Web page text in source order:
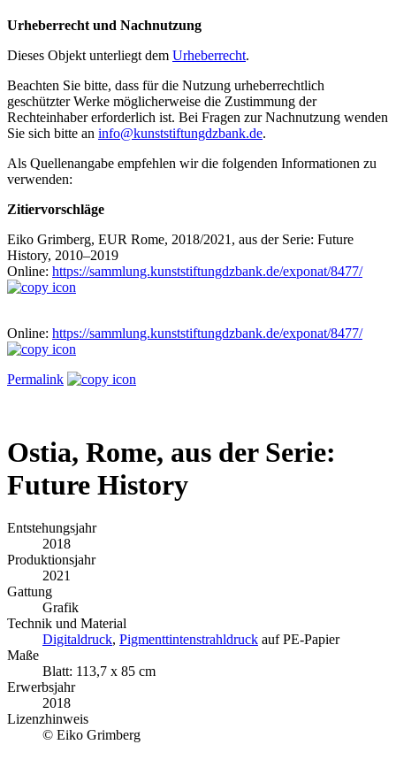
Urheberrecht und Nachnutzung
Dieses Objekt unterliegt dem Urheberrecht.
Beachten Sie bitte, dass für die Nutzung urheberrechtlich
geschützter Werke möglicherweise die Zustimmung der
Rechteinhaber erforderlich ist. Bei Fragen zur Nachnutzung wenden
Sie sich bitte an info@kunststiftungdzbank.de.
Als Quellenangabe empfehlen wir die folgenden Informationen zu
verwenden:
Zitiervorschläge
Eiko Grimberg, EUR Rome, 2018/2021, aus der Serie: Future
History, 2010–2019
Online: https://sammlung.kunststiftungdzbank.de/exponat/8477/
Online: https://sammlung.kunststiftungdzbank.de/exponat/8477/
Permalink
Ostia, Rome, aus der Serie:
Future History
Entstehungsjahr
2018
Produktionsjahr
2021
Gattung
Grafik
Technik und Material
Digitaldruck, Pigmenttintenstrahldruck auf PE-Papier
Maße
Blatt: 113,7 x 85 cm
Erwerbsjahr
2018
Lizenzhinweis
© Eiko Grimberg